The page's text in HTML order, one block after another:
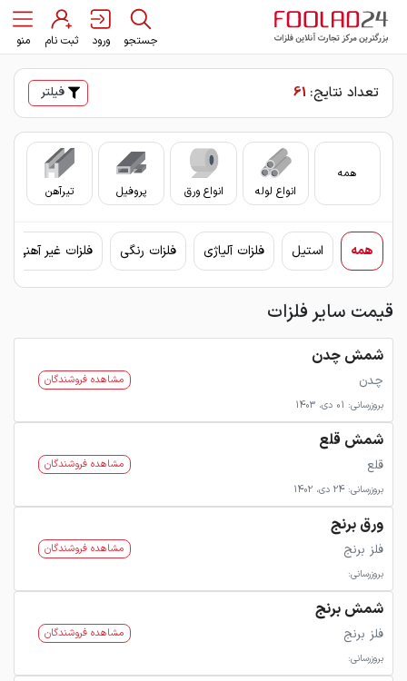
جستجو ورود ثبت نام منو
تعداد نتایج: 61 فیلتر
همه
انواع لوله
انواع ورق پروفیل تیرآهن
همه استیل فلزات آلیاژی فلزات رنگی فلزات غیر آهنی
قیمت سایر فلزات
شمش چدن
چدن
بروزرسانی: 01 دی، 1403
مشاهده فروشندگان
شمش قلع
قلع
بروزرسانی: 24 دی، 1402
مشاهده فروشندگان
ورق برنج
فلز برنج
بروزرسانی:
مشاهده فروشندگان
شمش برنج
فلز برنج
بروزرسانی:
مشاهده فروشندگان